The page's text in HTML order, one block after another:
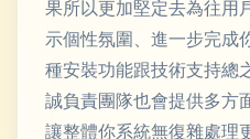
果所以更加堅定去為往用
示個性氛圍、進一步完
種安裝功能跟技術支持總
誠負責團隊也會提供多方
讓整體你系統無復雜處理